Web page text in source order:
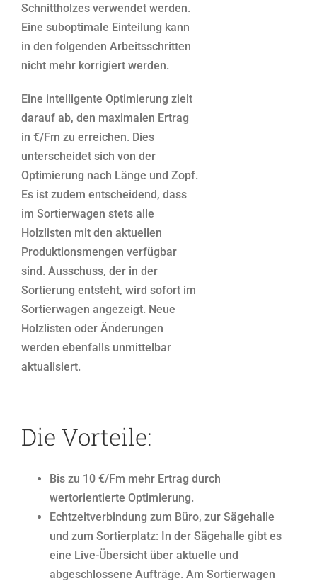
Schnittholzes verwendet werden.
Eine suboptimale Einteilung kann
in den folgenden Arbeitsschritten
nicht mehr korrigiert werden.
Eine intelligente Optimierung zielt
darauf ab, den maximalen Ertrag
in €/Fm zu erreichen. Dies
unterscheidet sich von der
Optimierung nach Länge und Zopf.
Es ist zudem entscheidend, dass
im Sortierwagen stets alle
Holzlisten mit den aktuellen
Produktionsmengen verfügbar
sind. Ausschuss, der in der
Sortierung entsteht, wird sofort im
Sortierwagen angezeigt. Neue
Holzlisten oder Änderungen
werden ebenfalls unmittelbar
aktualisiert.
Die Vorteile:
Bis zu 10 €/Fm mehr Ertrag durch
wertorientierte Optimierung.
Echtzeitverbindung zum Büro, zur Sägehalle
und zum Sortierplatz: In der Sägehalle gibt es
eine Live-Übersicht über aktuelle und
abgeschlossene Aufträge. Am Sortierwagen